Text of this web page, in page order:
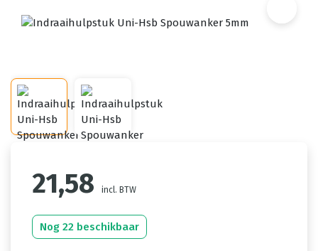
21,58 incl. BTW
Nog 22 beschikbaar